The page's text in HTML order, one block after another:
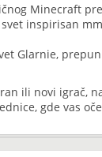
Minecraft
inspirisan
Glarnie,
ili novi igrač,
gde vas